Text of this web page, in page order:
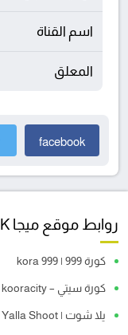
اسم القناة
المعلق
facebook
روابط موقع ميجا 4K
كورة 999 | kora 999
كورة سيتي – kooracity
يلا شوت | Yalla Shoot